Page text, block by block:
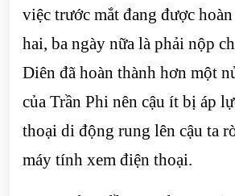
việc trước mắt đang được
hai, ba ngày nữa là phải nộp
Diên đã hoàn thành hơn một
của Trần Phi nên cậu ít bị áp
thoại di động rung lên cậu ta
máy tính xem điện thoại.